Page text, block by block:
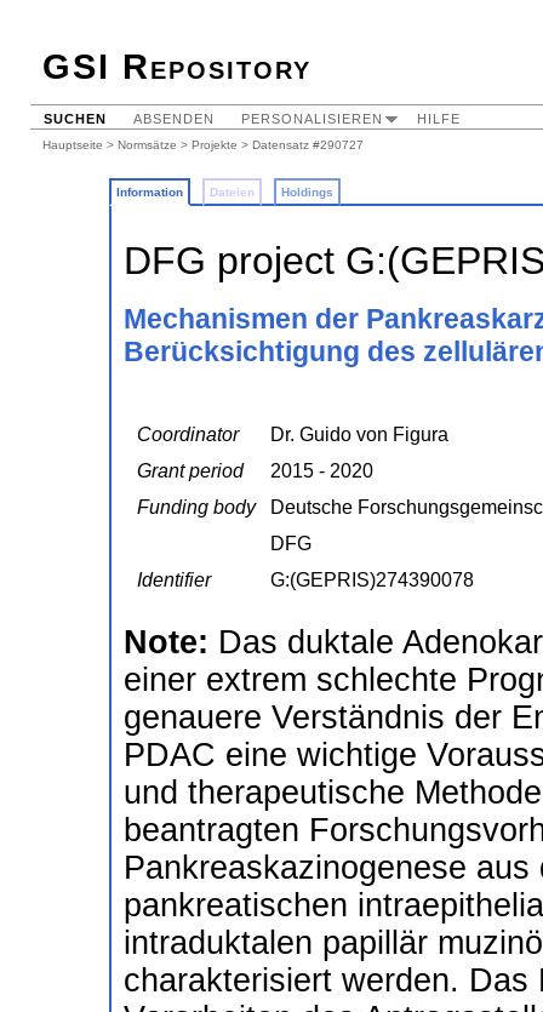
GSI Repository
SUCHEN ABSENDEN PERSONALISIEREN HILFE
Hauptseite > Normsätze > Projekte > Datensatz #290727
Information Dateien Holdings
DFG project
Mechanismen der
Berücksichtigung des
Coordinator
Dr. Guido von Figura
Grant period
2015 - 2020
Funding body
Deutsche
DFG
Identifier
G:(GEPRIS)274390078
Note: Das duktale
einer extrem schlechte
genauere Verständnis der
PDAC eine wichtige
und therapeutische
beantragten
Pankreaskazinogenese
pankreatischen
intraduktalen papillär
charakterisiert werden.